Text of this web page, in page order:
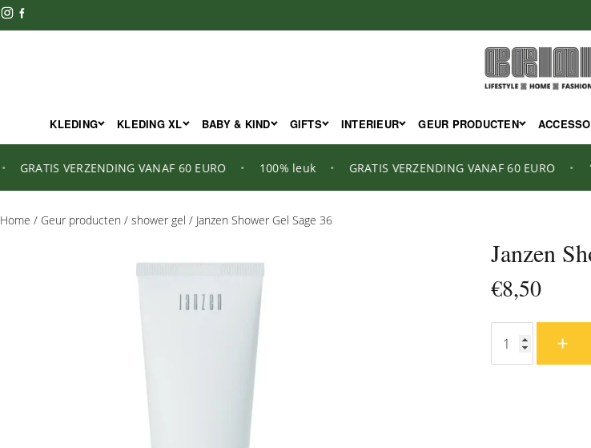
KLEDING KLEDING XL BABY & KIND GIFTS INTERIEUR GEUR PRODUCTEN
VERZENDING VANAF 60 EURO • 100% leuk • GRATIS VERZENDING VANAF 60 EURO •
Home / Geur producten / shower gel / Janzen Shower Gel Sage 36
Janzen
€8,50
Janzen